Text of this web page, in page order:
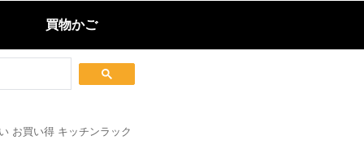
お買い得 キッチンラック
買物かご